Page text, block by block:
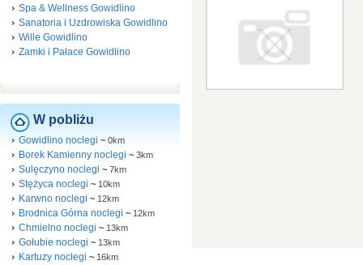
Spa & Wellness Gowidlino
Sanatoria i Uzdrowiska Gowidlino
Wille Gowidlino
Zamki i Pałace Gowidlino
W pobliżu
Gowidlino noclegi ~ 0km
Borek Kamienny noclegi ~ 3km
Sulęczyno noclegi ~ 7km
Stężyca noclegi ~ 10km
Karwno noclegi ~ 12km
Brodnica Górna noclegi ~ 12km
Chmielno noclegi ~ 13km
Gołubie noclegi ~ 13km
Kartuzy noclegi ~ 16km